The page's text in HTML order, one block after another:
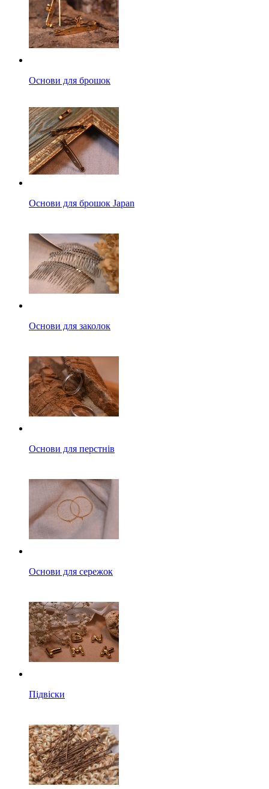
Основи для брошок
Основи для брошок Japan
Основи для заколок
Основи для перстнів
Основи для сережок
Підвіски